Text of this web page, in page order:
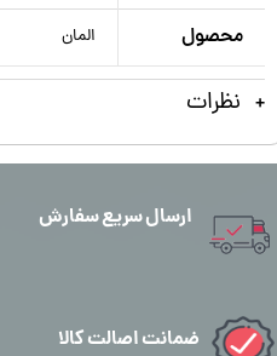
محصول المان
نظرات
ارسال سریع سفارش
ضمانت اصالت کالا